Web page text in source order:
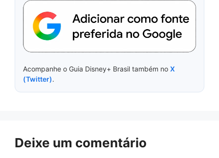
Acompanhe o Guia Disney+ Brasil também no X
(Twitter).
Deixe um comentário